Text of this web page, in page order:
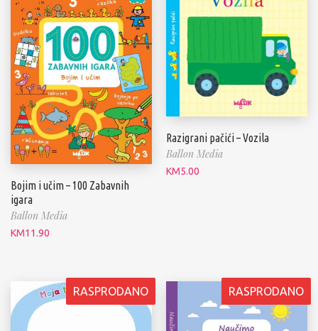
Bojim i učim – 100 Zabavnih
igara
Ballon Media
KM11.90
Razigrani pačići – Vozila
Ballon Media
KM5.00
RASPRODANO RASPRODANO